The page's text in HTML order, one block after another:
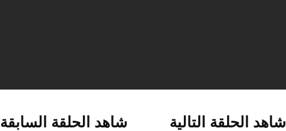
شاهد الحلقة التالية شاهد الحلقة السابقة